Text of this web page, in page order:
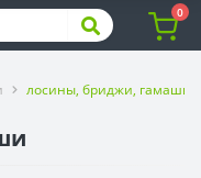
0
лосины, бриджи, гамаши